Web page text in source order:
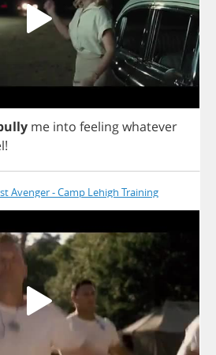
me into feelingwhatever
!
Avenger - Camp Lehigh Training